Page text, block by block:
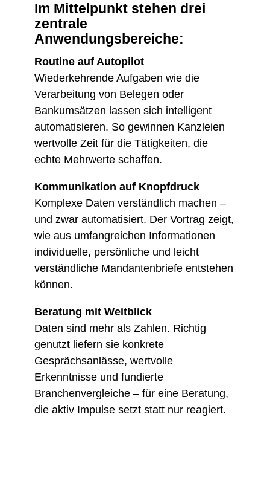
Im Mittelpunkt stehen drei
zentrale
Anwendungsbereiche:
Routine auf Autopilot
Wiederkehrende Aufgaben wie die
Verarbeitung von Belegen oder
Bankumsätzen lassen sich intelligent
automatisieren. So gewinnen Kanzleien
wertvolle Zeit für die Tätigkeiten, die
echte Mehrwerte schaffen.
Kommunikation auf Knopfdruck
Komplexe Daten verständlich machen –
und zwar automatisiert. Der Vortrag zeigt,
wie aus umfangreichen Informationen
individuelle, persönliche und leicht
verständliche Mandantenbriefe entstehen
können.
Beratung mit Weitblick
Daten sind mehr als Zahlen. Richtig
genutzt liefern sie konkrete
Gesprächsanlässe, wertvolle
Erkenntnisse und fundierte
Branchenvergleiche – für eine Beratung,
die aktiv Impulse setzt statt nur reagiert.